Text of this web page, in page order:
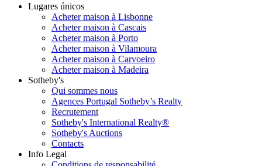
Lugares únicos
Acheter maison à Lisbonne
Acheter maison à Cascais
Acheter maison à Porto
Acheter maison à Vilamoura
Acheter maison à Carvoeiro
Acheter maison à Madeira
Sotheby's
Qui sommes nous
Agences Portugal Sotheby’s Realty
Recrutement
Sotheby's International Realty®
Sotheby's Auctions
Contacts
Info Legal